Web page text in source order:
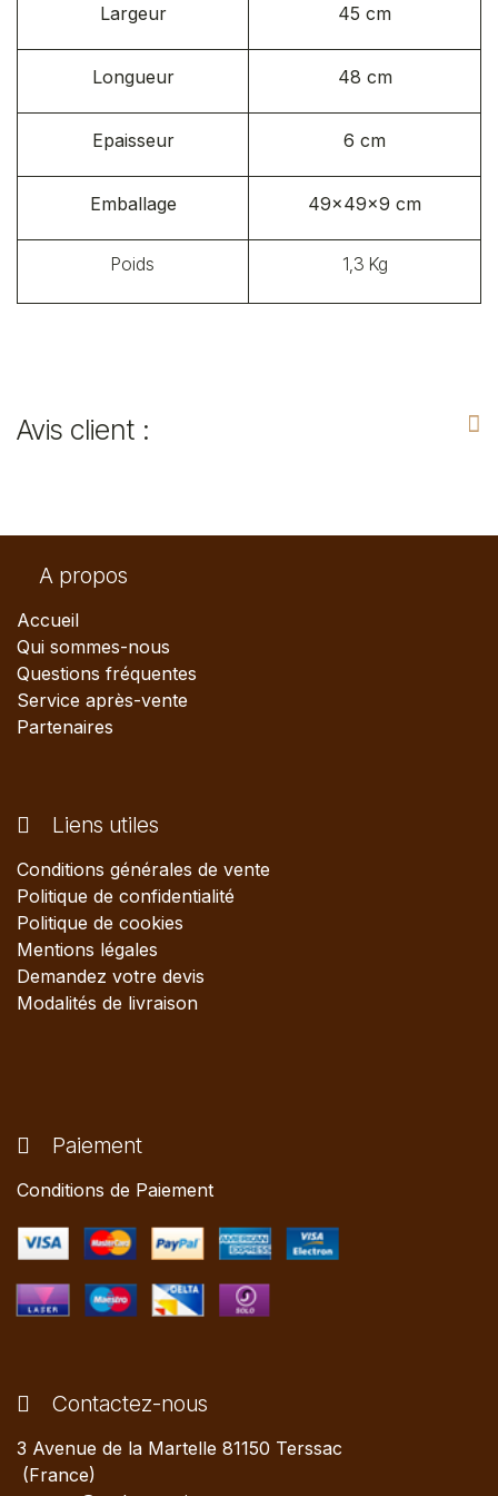
Largeur 45 cm
Longueur 48 cm
Epaisseur 6 cm
Emballage 49x49x9 cm
Poids 1,3 Kg
Avis client :
A propos
Accueil
Qui sommes-nous
Questions fréquentes
Service après-vente
Partenaires
Liens utiles
Conditions générales de vente
Politique de confidentialité
Politique de cookies
Mentions légales
Demandez votre devis
Modalités de livraison
Paiement
Conditions de Paiement
Contactez-nous
3 Avenue de la Martelle 81150 Terssac
(France)